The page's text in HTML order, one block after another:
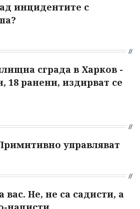
инцидентите с
сграда в Харков -
18 ранени, издирват се
управляват
Не, не са садисти, а